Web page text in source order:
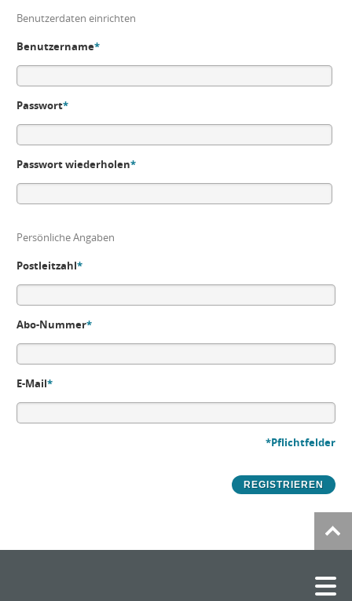
Benutzerdaten einrichten
Benutzername*
Passwort*
Passwort wiederholen*
Persönliche Angaben
Postleitzahl*
Abo-Nummer*
E-Mail*
*Pflichtfelder